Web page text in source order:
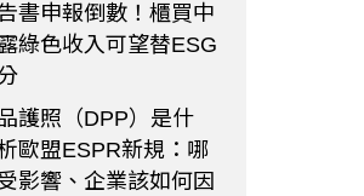
書申報倒數！櫃買中
綠色收入可望替ESG
護照（DPP）是什
歐盟ESPR新規：哪
影響、企業該如何因